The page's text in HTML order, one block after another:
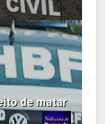
de matar